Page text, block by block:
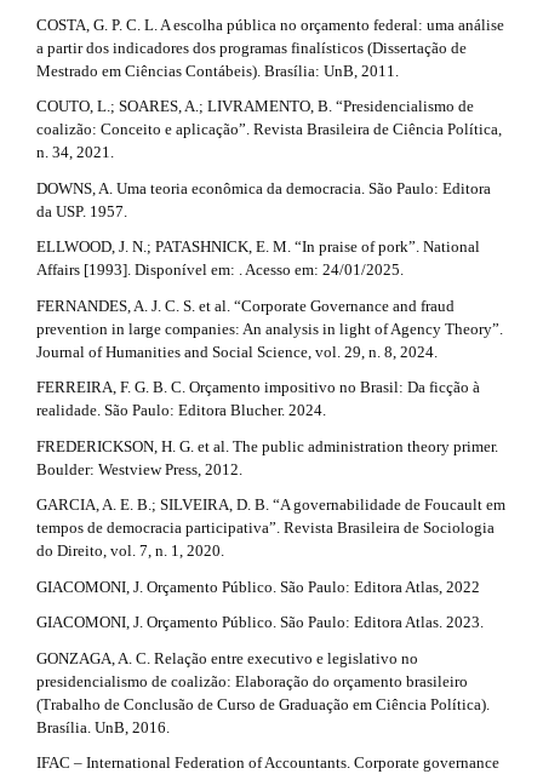
COSTA, G. P. C. L. A escolha pública no orçamento federal: uma análise
a partir dos indicadores dos programas finalísticos (Dissertação de
Mestrado em Ciências Contábeis). Brasília: UnB, 2011.
COUTO, L.; SOARES, A.; LIVRAMENTO, B. “Presidencialismo de
coalizão: Conceito e aplicação”. Revista Brasileira de Ciência Política,
n. 34, 2021.
DOWNS, A. Uma teoria econômica da democracia. São Paulo: Editora
da USP. 1957.
ELLWOOD, J. N.; PATASHNICK, E. M. “In praise of pork”. National
Affairs [1993]. Disponível em: . Acesso em: 24/01/2025.
FERNANDES, A. J. C. S. et al. “Corporate Governance and fraud
prevention in large companies: An analysis in light of Agency Theory”.
Journal of Humanities and Social Science, vol. 29, n. 8, 2024.
FERREIRA, F. G. B. C. Orçamento impositivo no Brasil: Da ficção à
realidade. São Paulo: Editora Blucher. 2024.
FREDERICKSON, H. G. et al. The public administration theory primer.
Boulder: Westview Press, 2012.
GARCIA, A. E. B.; SILVEIRA, D. B. “A governabilidade de Foucault em
tempos de democracia participativa”. Revista Brasileira de Sociologia
do Direito, vol. 7, n. 1, 2020.
GIACOMONI, J. Orçamento Público. São Paulo: Editora Atlas, 2022
GIACOMONI, J. Orçamento Público. São Paulo: Editora Atlas. 2023.
GONZAGA, A. C. Relação entre executivo e legislativo no
presidencialismo de coalizão: Elaboração do orçamento brasileiro
(Trabalho de Conclusão de Curso de Graduação em Ciência Política).
Brasília. UnB, 2016.
IFAC – International Federation of Accountants. Corporate governance